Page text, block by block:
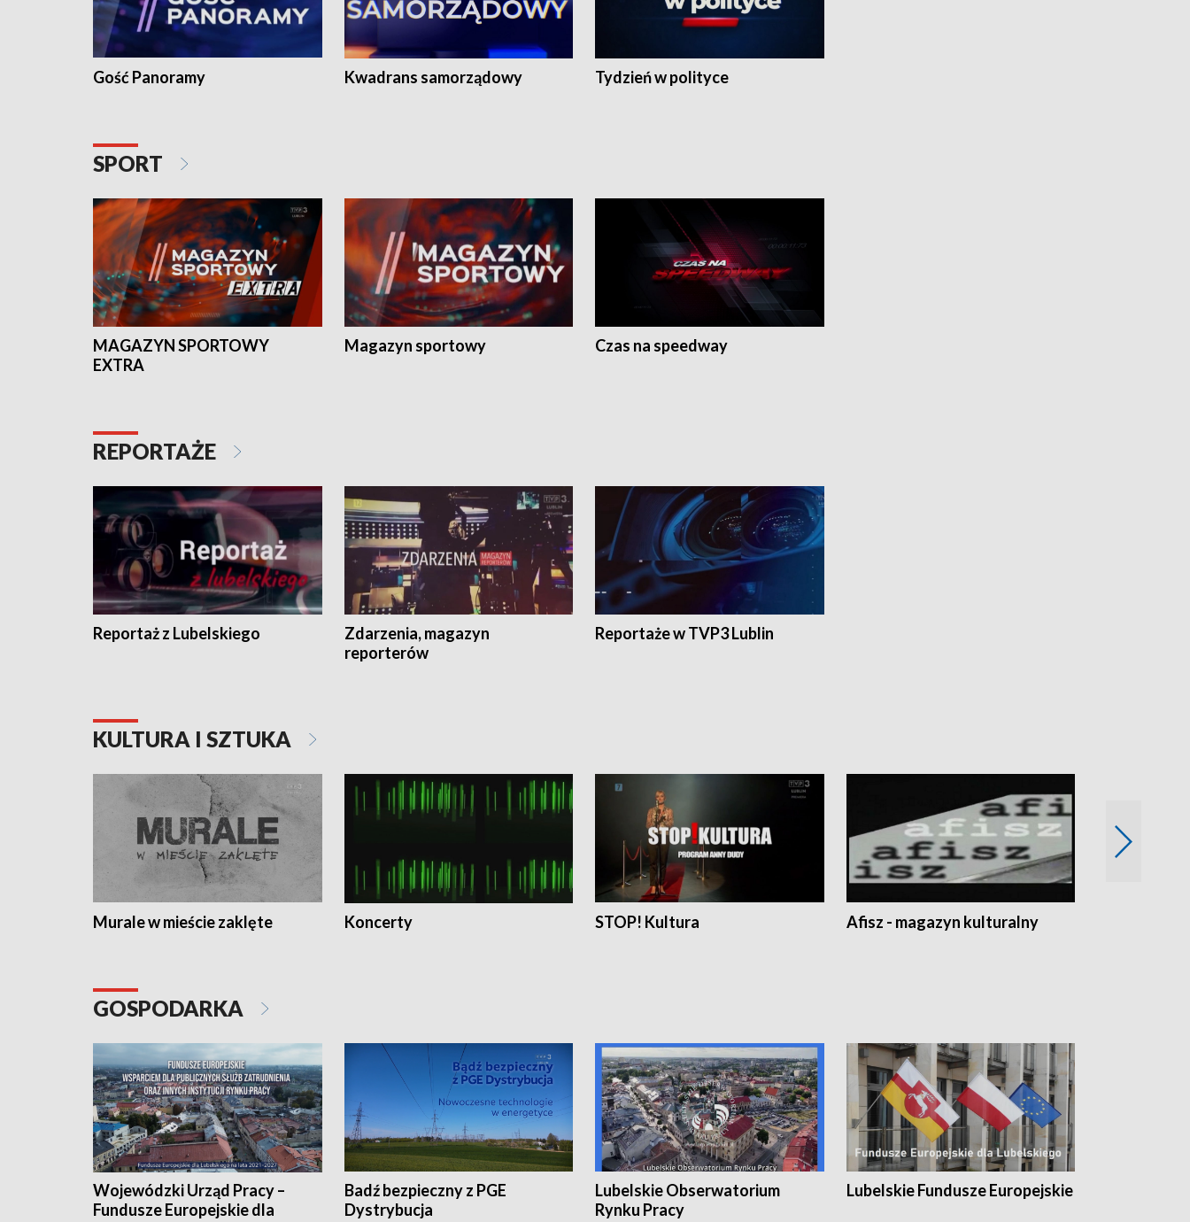
Gość Panoramy Kwadrans samorządowy Tydzień w polityce
SPORT
MAGAZYN SPORTOWY
EXTRA
Magazyn sportowy Czas na speedway
REPORTAŻE
Reportaż z Lubelskiego
Zdarzenia, magazyn
reporterów
Reportaże w TVP3 Lublin
KULTURA I SZTUKA
Murale w mieście zaklęte Koncerty STOP! Kultura Afisz - magazyn kulturalny
GOSPODARKA
Wojewódzki Urząd Pracy –
Fundusze Europejskie dla
Badź bezpieczny z PGE
Dystrybucja
Lubelskie Obserwatorium
Rynku Pracy
Lubelskie Fundusze Europejskie